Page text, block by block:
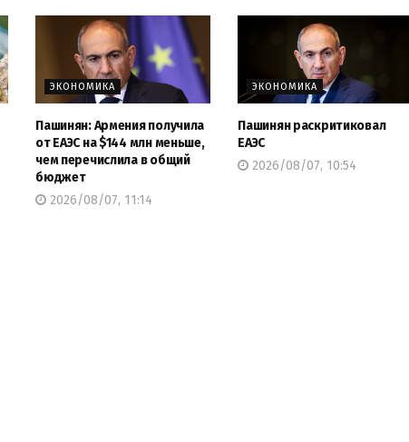
ЭКОНОМИКА
Пашинян: Армения получила
от ЕАЭС на $144 млн меньше,
чем перечислила в общий
бюджет
2026/08/07, 11:14
ЭКОНОМИКА
Пашинян раскритиковал
ЕАЭС
2026/08/07, 10:54